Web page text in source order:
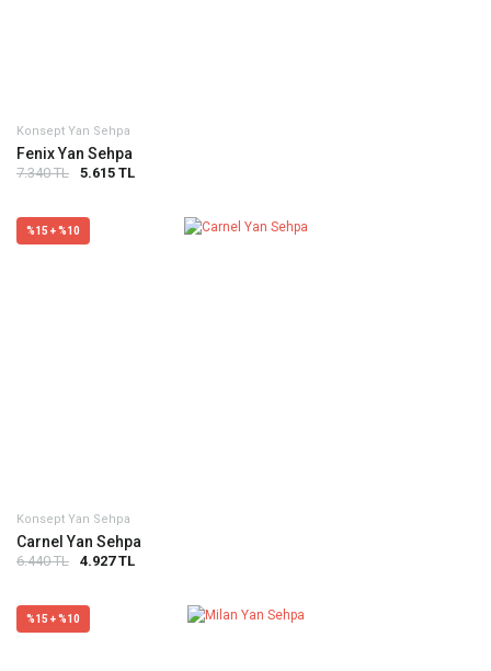
Konsept Yan Sehpa
Fenix Yan Sehpa
7.340 TL 5.615 TL
%15 + %10
Konsept Yan Sehpa
Carnel Yan Sehpa
6.440 TL 4.927 TL
%15 + %10